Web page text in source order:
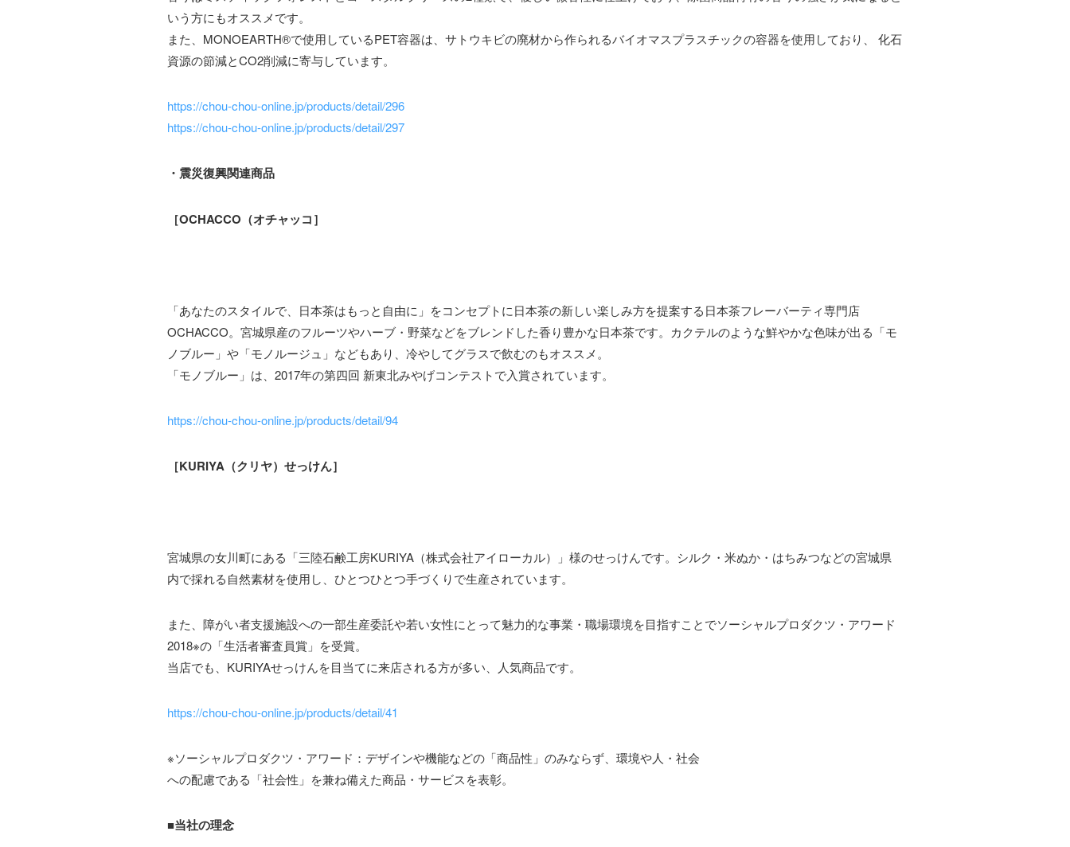
いう方にもオススメです。
また、MONOEARTH®︎で使用しているPET容器は、サトウキビの廃材から作られるバイオマスプラスチックの容器を使用しており、 化石
資源の節減とCO2削減に寄与しています。
https://chou-chou-online.jp/products/detail/296
https://chou-chou-online.jp/products/detail/297
・震災復興関連商品
［OCHACCO（オチャッコ］
「あなたのスタイルで、日本茶はもっと自由に」をコンセプトに日本茶の新しい楽しみ方を提案する日本茶フレーバーティ専門店
OCHACCO。宮城県産のフルーツやハーブ・野菜などをブレンドした香り豊かな日本茶です。カクテルのような鮮やかな色味が出る「モ
ノブルー」や「モノルージュ」などもあり、冷やしてグラスで飲むのもオススメ。
「モノブルー」は、2017年の第四回 新東北みやげコンテストで入賞されています。
https://chou-chou-online.jp/products/detail/94
［KURIYA（クリヤ）せっけん］
宮城県の女川町にある「三陸石鹸工房KURIYA（株式会社アイローカル）」様のせっけんです。シルク・米ぬか・はちみつなどの宮城県
内で採れる自然素材を使用し、ひとつひとつ手づくりで生産されています。
また、障がい者支援施設への一部生産委託や若い女性にとって魅力的な事業・職場環境を目指すことでソーシャルプロダクツ・アワード
2018※の「生活者審査員賞」を受賞。
当店でも、KURIYAせっけんを目当てに来店される方が多い、人気商品です。
https://chou-chou-online.jp/products/detail/41
※ソーシャルプロダクツ・アワード：デザインや機能などの「商品性」のみならず、環境や人・社会
への配慮である「社会性」を兼ね備えた商品・サービスを表彰。
■当社の理念